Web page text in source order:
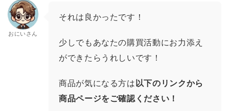
おにいさん
それは良かったです！
少しでもあなたの購買活動にお力添え
ができたらうれしいです！
商品が気になる方は以下のリンクから
商品ページをご確認ください！